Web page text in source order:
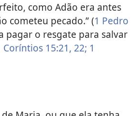
como Adão era antes
cometeu pecado.” (1 Pedro
pagar o resgate para salvar
Coríntios 15:21, 22; 1